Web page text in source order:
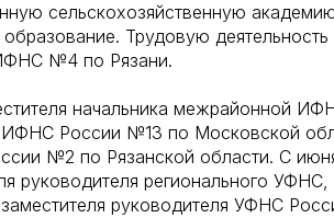
сельскохозяйственную
Трудовую деятельность
№4 по Рязани.
начальника межрайонной
России №13 по Московской
№2 по Рязанской области. С июня
руководителя регионального
руководителя УФНС